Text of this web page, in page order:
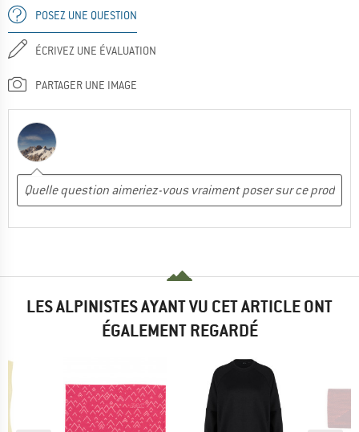
POSEZ UNE QUESTION
ÉCRIVEZ UNE ÉVALUATION
PARTAGER UNE IMAGE
LES ALPINISTES AYANT VU CET ARTICLE ONT
ÉGALEMENT REGARDÉ